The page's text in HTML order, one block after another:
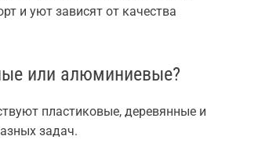
и уют зависят от качества
или алюминиевые?
пластиковые, деревянные и
задач.